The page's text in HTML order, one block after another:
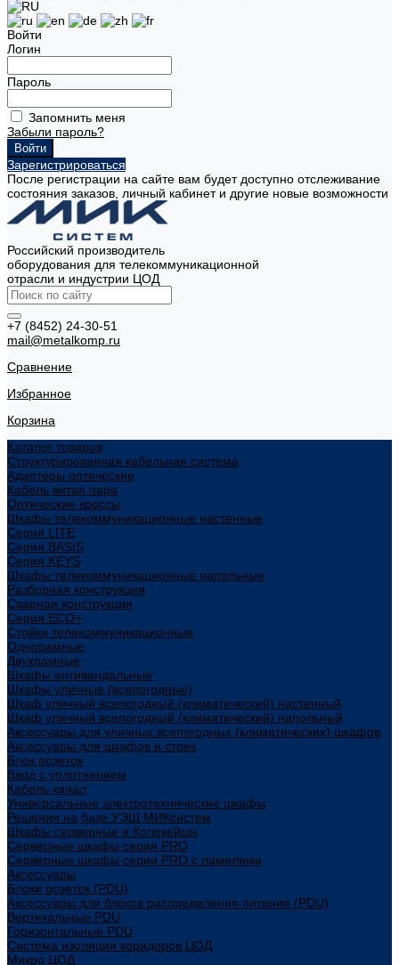
Войти
Логин
Пароль
Запомнить меня
Забыли пароль?
Зарегистрироваться
После регистрации на сайте вам будет доступно отслеживание
состояния заказов, личный кабинет и другие новые возможности
Российский производитель
оборудования для телекоммуникационной
отрасли и индустрии ЦОД
+7 (8452) 24-30-51
mail@metalkomp.ru
Сравнение
Избранное
Корзина
Каталог товаров
Структурированная кабельная система
Адаптеры оптические
Кабель витая пара
Оптические кроссы
Шкафы телекоммуникационные настенные
Cерия LITE
Cерия BASIS
Cерия KEYS
Шкафы телекоммуникационные напольные
Разборная конструкция
Сварная конструкция
Серия ECO+
Стойки телекоммуникационные
Однорамные
Двухрамные
Шкафы антивандальные
Шкафы уличные (всепогодные)
Шкаф уличный всепогодный (климатический) настенный
Шкаф уличный всепогодный (климатический) напольный
Аксессуары для уличных всепогодных (климатических) шкафов
Аксессуары для шкафов и стоек
Блок розеток
Ввод с уплотнением
Кабель канал
Универсальные электротехнические шкафы
Решения на базе УЭШ МИКсистем
Шкафы серверные и Колокейшн
Серверные шкафы серия PRO
Серверные шкафы серии PRO с ламелями
Аксессуары
Блоки розеток (PDU)
Аксессуары для блоков распределения питания (PDU)
Вертикальные PDU
Горизонтальные PDU
Система изоляции коридоров ЦОД
Микро ЦОД